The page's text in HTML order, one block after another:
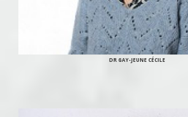
DR GAY-JEUNE CÉCILE